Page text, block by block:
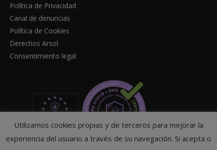
Política de Privacidad
Canal de denuncias
Política de Cookies
Derechos Arsol
Consentimiento legal
Utilizamos cookies propias y de terceros para mejorar la
experiencia del usuario a través de su navegación. Si acepta o